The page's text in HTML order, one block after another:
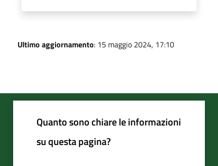
Ultimo aggiornamento: 15 maggio 2024, 17:10
Quanto sono chiare le informazioni
su questa pagina?